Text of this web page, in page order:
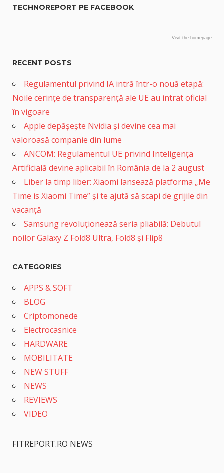
TECHNOREPORT PE FACEBOOK
Visit the homepage
RECENT POSTS
Regulamentul privind IA intră într-o nouă etapă:
Noile cerințe de transparență ale UE au intrat oficial
în vigoare
Apple depășește Nvidia și devine cea mai
valoroasă companie din lume
ANCOM: Regulamentul UE privind Inteligența
Artificială devine aplicabil în România de la 2 august
Liber la timp liber: Xiaomi lansează platforma „Me
Time is Xiaomi Time” și te ajută să scapi de grijile din
vacanță
Samsung revoluționează seria pliabilă: Debutul
noilor Galaxy Z Fold8 Ultra, Fold8 și Flip8
CATEGORIES
APPS & SOFT
BLOG
Criptomonede
Electrocasnice
HARDWARE
MOBILITATE
NEW STUFF
NEWS
REVIEWS
VIDEO
FITREPORT.RO NEWS